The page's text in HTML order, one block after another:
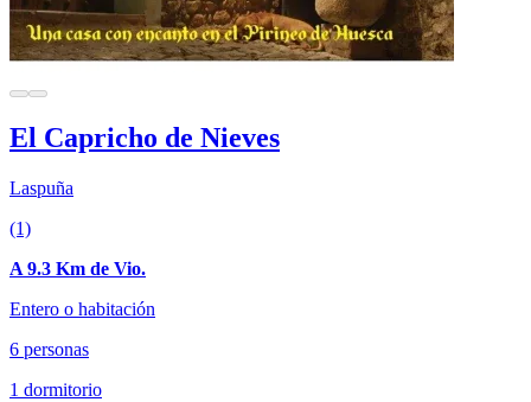
El Capricho de Nieves
Laspuña
(1)
A 9.3 Km de Vio.
Entero o habitación
6 personas
1 dormitorio